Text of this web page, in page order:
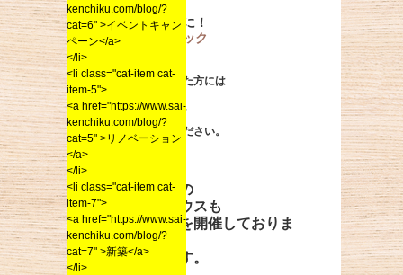
資料請求は
いつでも気軽に！
こちらをクリック
モデルハウスに
ご来場いただいた方には
ご用意してます。
詳しくは
お問い合わせください。
二丈・朝倉の
両モデルハウスも
随時見学会を開催しておりま
す。
しております。
kenchiku.com/blog/?
cat=6" >イベントキャン
ペーン</a>
</li>
<li class="cat-item cat-
item-5">
<a href="https://www.sai-
kenchiku.com/blog/?
cat=5" >リノベーション
</a>
</li>
<li class="cat-item cat-
item-7">
<a href="https://www.sai-
kenchiku.com/blog/?
cat=7" >新築</a>
</li>